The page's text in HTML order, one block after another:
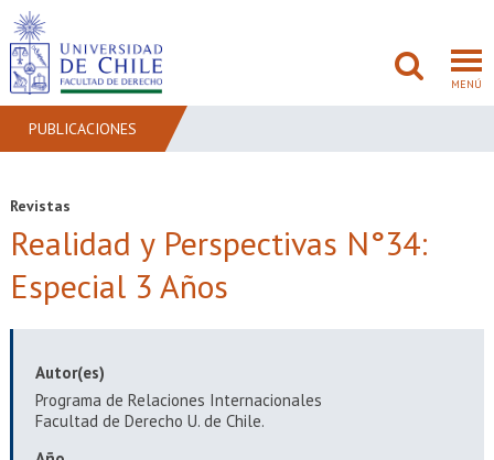
MENÚ
PREGRADO
POSTGRADO
INVESTIGACIÓN
PUBLICACIONES
Revistas
Realidad y Perspectivas N°34:
Especial 3 Años
Autor(es)
Programa de Relaciones Internacionales
Facultad de Derecho U. de Chile.